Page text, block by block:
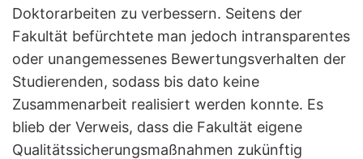
Doktorarbeiten zu verbessern. Seitens der
Fakultät befürchtete man jedoch intransparentes
oder unangemessenes Bewertungsverhalten der
Studierenden, sodass bis dato keine
Zusammenarbeit realisiert werden konnte. Es
blieb der Verweis, dass die Fakultät eigene
Qualitätssicherungsmaßnahmen zukünftig